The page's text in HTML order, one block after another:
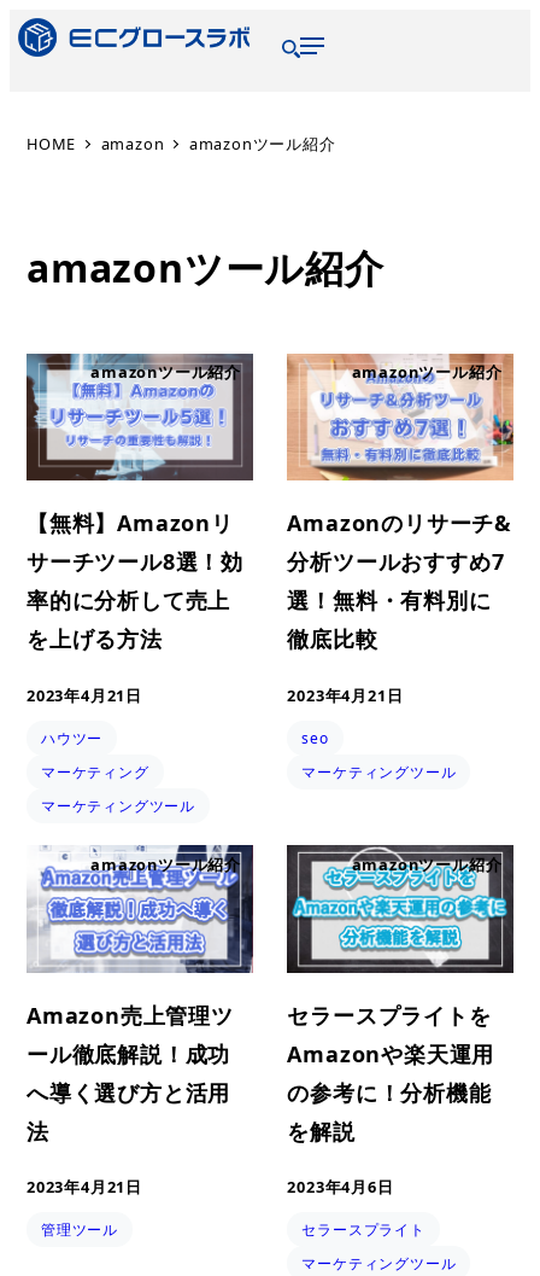
HOME amazon amazonツール紹介
amazonツール紹介
amazonツール紹介
【無料】Amazonリ
サーチツール8選！効
率的に分析して売上
を上げる方法
2023年4月21日
ハウツー
マーケティング
マーケティングツール
amazonツール紹介
Amazonのリサーチ&
分析ツールおすすめ7
選！無料・有料別に
徹底比較
2023年4月21日
seo
マーケティングツール
amazonツール紹介
Amazon売上管理ツ
ール徹底解説！成功
へ導く選び方と活用
法
2023年4月21日
管理ツール
amazonツール紹介
セラースプライトを
Amazonや楽天運用
の参考に！分析機能
を解説
2023年4月6日
セラースプライト
マーケティングツール